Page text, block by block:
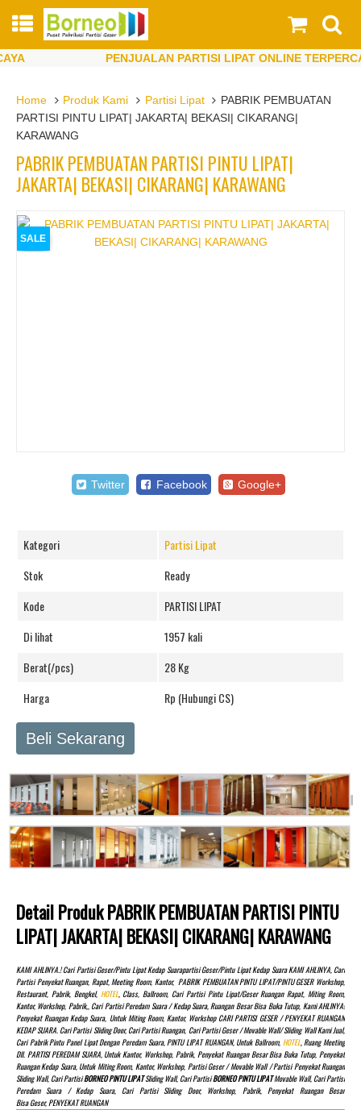
PENJUALAN PARTISI LIPAT ONLINE TERPERCAYA
Home
Produk Kami Partisi Lipat
PABRIK PEMBUATAN
PARTISI PINTU LIPAT| JAKARTA| BEKASI| CIKARANG|
KARAWANG
PABRIK PEMBUATAN PARTISI PINTU LIPAT|
JAKARTA| BEKASI| CIKARANG| KARAWANG
SALE
Twitter Facebook Google+
Kategori
Partisi Lipat
Stok
Ready
Kode
PARTISI LIPAT
Di lihat
1957 kali
Berat(/pcs)
28 Kg
Harga
Rp (Hubungi CS)
Beli Sekarang
Detail Produk PABRIK PEMBUATAN PARTISI PINTU
LIPAT| JAKARTA| BEKASI| CIKARANG| KARAWANG
KAMI AHLINYA.! Cari Partisi Geser/pintu Lipat Kedap Suarapartisi Geser/pintu Lipat Kedap Suara KAMI AHLINYA, Cari
Partisi Penyekat Ruangan, Rapat, Meeting Room, Kantor, PABRIK PEMBUATAN PINTU LIPAT/PINTU GESER Workshop,
Restaurant, Pabrik, Bengkel, HOTEL, Class, Ballroom, Cari Partisi Pintu Lipat/Geser Ruangan Rapat, Miting Room,
Kantor, Workshop, Pabrik,, Cari Partisi Peredam Suara / Kedap Suara, Ruangan Besar Bisa Buka Tutup, Kami AHLINYA!
Penyekat Ruangan Kedap Suara, Untuk Miting Room, Kantor, Workshop CARI PARTISI GESER / PENYEKAT RUANGAN
KEDAP SUARA. Cari Partisi Sliding Door, Cari Partisi Ruangan, Cari Partisi Geser / Movable Wall/ Sliding Wall Kami Jual,
Cari Pabrik Pintu Panel Lipat Dengan Peredam Suara, PINTU LIPAT RUANGAN, Untuk Ballroom, HOTEL, Ruang Meeting
Dll. PARTISI PEREDAM SUARA, Untuk Kantor, Workshop, Pabrik, Penyekat Ruangan Besar Bisa Buka Tutup, Penyekat
Ruangan Kedap Suara, Untuk Miting Room, Kantor, Workshop, Partisi Geser / Movable Wall / Partisi Penyekat Ruangan
Sliding Wall, Cari PartisiBORNEO PINTU LIPATSliding Wall, Cari PartisiBORNEO PINTU LIPATMovable Wall, Cari Partisi
Peredam Suara / Kedap Suara, Cari Partisi Sliding Door, Workshop, Pabrik, Penyekat Ruangan Besar
Bisa Geser, PENYEKAT RUANGAN